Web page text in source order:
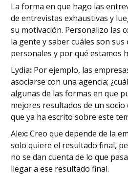
La forma en que hago las
de entrevistas exhaustivas y
su motivación. Personalizo las
la gente y saber cuáles son sus
personales y por qué estamos
‍Lydia: Por ejemplo, las
asociarse con una agencia;
algunas de las formas en que
mejores resultados de un socio
que ya ha escrito sobre este
‍Alex:Creo que depende de la
solo quiere el resultado final,
no se dan cuenta de lo que
llegar a ese resultado final.